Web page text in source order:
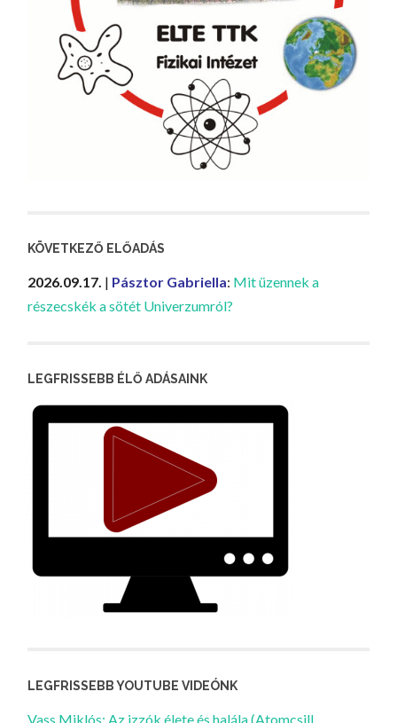
KÖVETKEZŐ ELŐADÁS
2026.09.17. | Pásztor Gabriella: Mit üzennek a
részecskék a sötét Univerzumról?
LEGFRISSEBB ÉLŐ ADÁSAINK
LEGFRISSEBB YOUTUBE VIDEÓNK
Vass Miklós: Az izzók élete és halála (Atomcsill